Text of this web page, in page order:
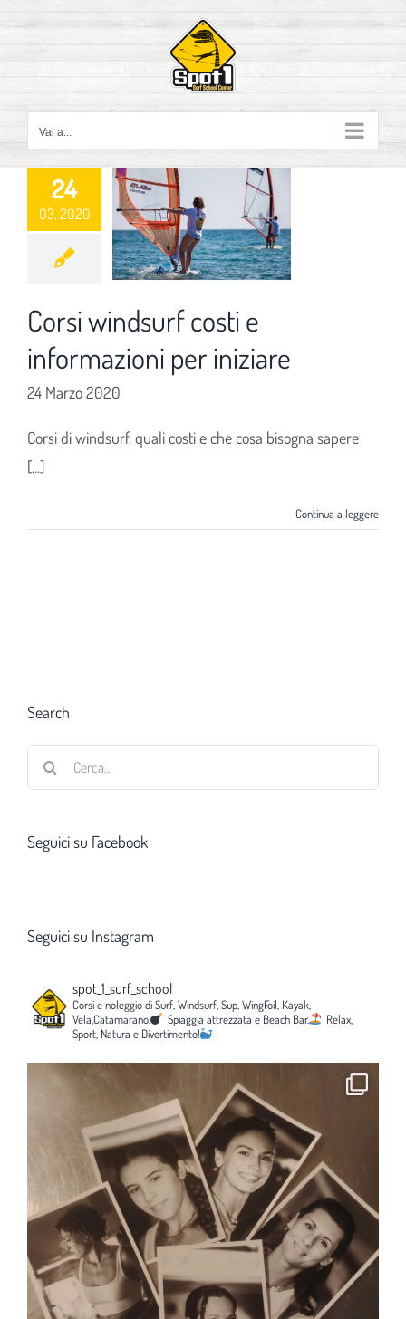
contenuto
Vai a...
24
03, 2020
Corsi windsurf costi e
informazioni per iniziare
24 Marzo 2020
Corsi di windsurf, quali costi e che cosa bisogna sapere
[...]
Continua a leggere
Search
Seguici su Facebook
Seguici su Instagram
spot_1_surf_school
Corsi e noleggio di Surf, Windsurf, Sup, WingFoil, Kayak,
Vela,Catamarano.
Spiaggia attrezzata e Beach Bar.
Relax,
Sport, Natura e Divertimento!